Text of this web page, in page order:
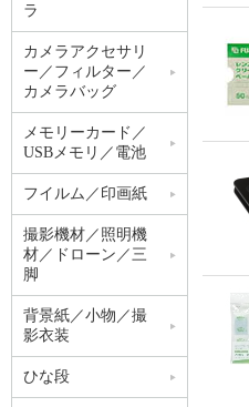
ラ
カメラアクセサリ
ー／フィルター／
カメラバッグ
メモリーカード／
USBメモリ／電池
フイルム／印画紙
撮影機材／照明機
材／ドローン／三
脚
背景紙／小物／撮
影衣装
ひな段